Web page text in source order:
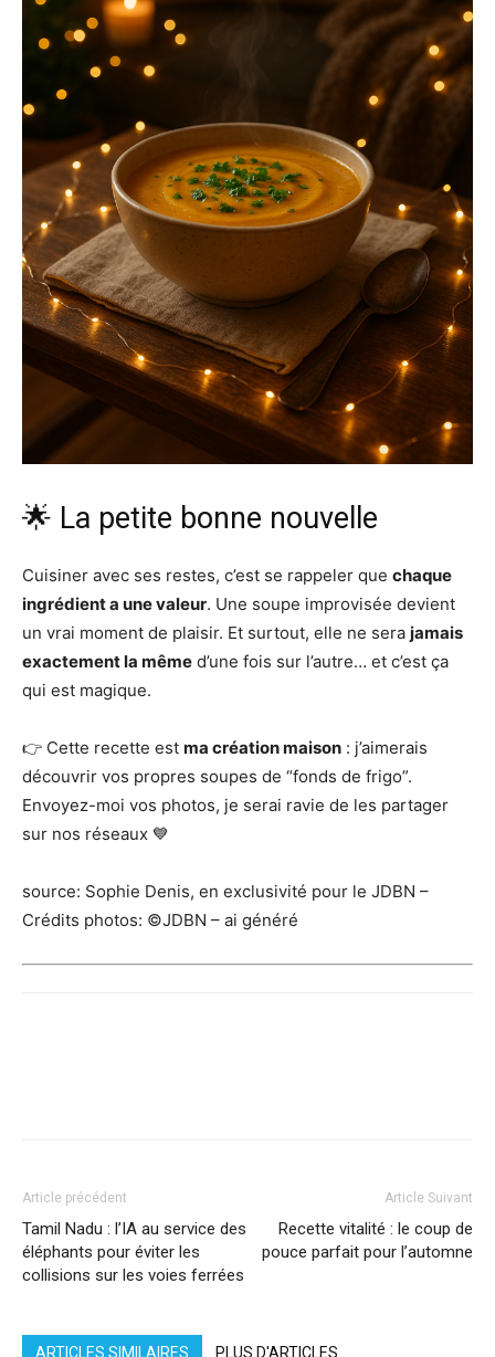
🌟 La petite bonne nouvelle
Cuisiner avec ses restes, c’est se rappeler que chaque
ingrédient a une valeur. Une soupe improvisée devient
un vrai moment de plaisir. Et surtout, elle ne sera jamais
exactement la même d’une fois sur l’autre… et c’est ça
qui est magique.
👉 Cette recette est ma création maison : j’aimerais
découvrir vos propres soupes de “fonds de frigo”.
Envoyez-moi vos photos, je serai ravie de les partager
sur nos réseaux 💙
source: Sophie Denis, en exclusivité pour le JDBN –
Crédits photos: ©JDBN – ai généré
Article précédent
Tamil Nadu : l’IA au service des
éléphants pour éviter les
collisions sur les voies ferrées
Article Suivant
Recette vitalité : le coup de
pouce parfait pour l’automne
ARTICLES SIMILAIRES PLUS D'ARTICLES